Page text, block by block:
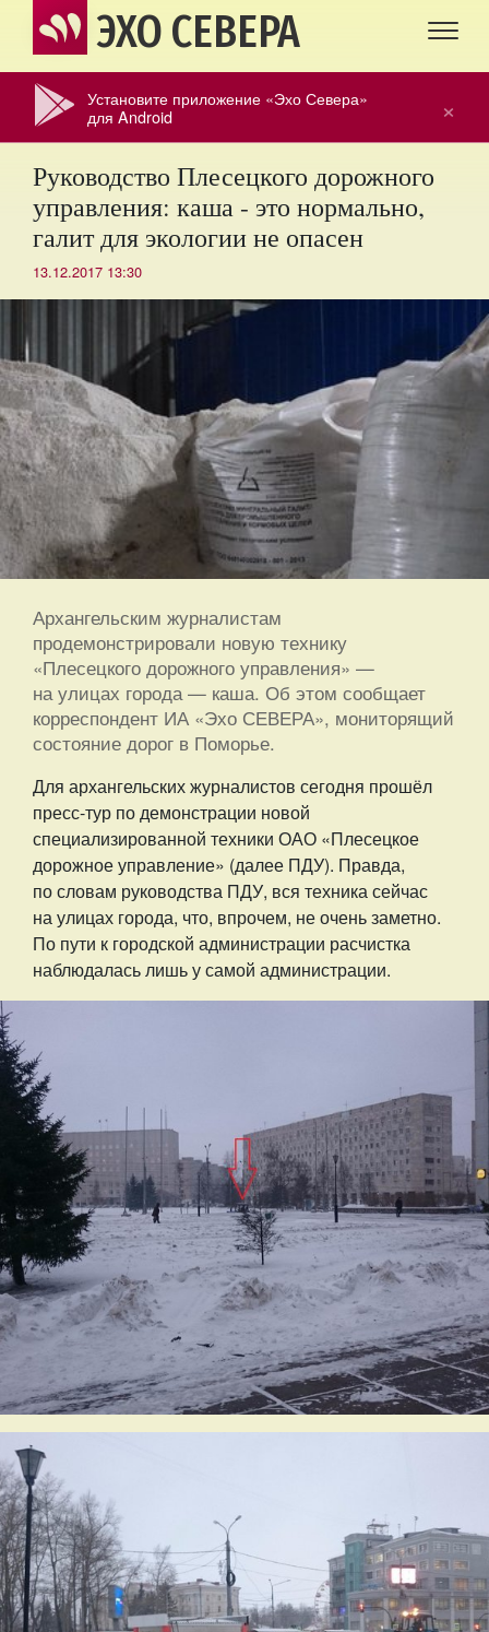
ЭХО СЕВЕРА
×
Установите приложение «Эхо Севера»
для Android
Руководство Плесецкого дорожного
управления: каша - это нормально,
галит для экологии не опасен
13.12.2017 13:30
Архангельским журналистам
продемонстрировали новую технику
«Плесецкого дорожного управления» —
на улицах города — каша. Об этом сообщает
корреспондент ИА «Эхо СЕВЕРА», мониторящий
состояние дорог в Поморье.
Для архангельских журналистов сегодня прошёл
пресс-тур по демонстрации новой
специализированной техники ОАО «Плесецкое
дорожное управление» (далее ПДУ). Правда,
по словам руководства ПДУ, вся техника сейчас
на улицах города, что, впрочем, не очень заметно.
По пути к городской администрации расчистка
наблюдалась лишь у самой администрации.